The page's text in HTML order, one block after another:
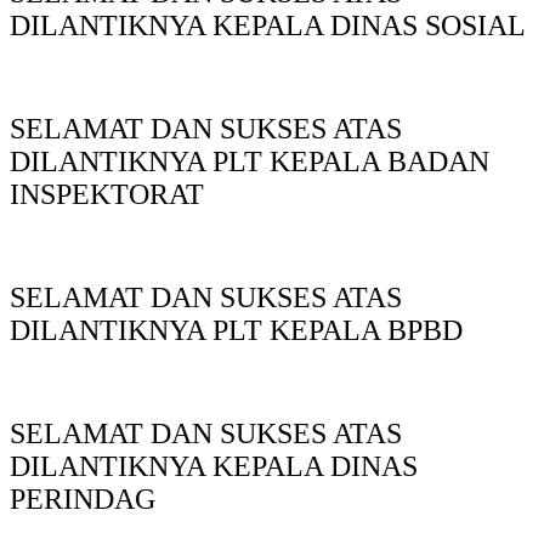
DILANTIKNYA KEPALA DINAS SOSIAL
SELAMAT DAN SUKSES ATAS
DILANTIKNYA PLT KEPALA BADAN
INSPEKTORAT
SELAMAT DAN SUKSES ATAS
DILANTIKNYA PLT KEPALA BPBD
SELAMAT DAN SUKSES ATAS
DILANTIKNYA KEPALA DINAS
PERINDAG